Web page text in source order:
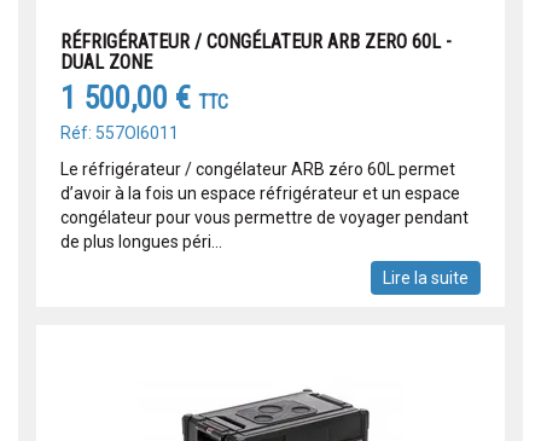
RÉFRIGÉRATEUR / CONGÉLATEUR ARB ZERO 60L -
DUAL ZONE
1 500,00 € TTC
Réf: 557OI6011
Le réfrigérateur / congélateur ARB zéro 60L permet
d’avoir à la fois un espace réfrigérateur et un espace
congélateur pour vous permettre de voyager pendant
de plus longues péri...
Lire la suite